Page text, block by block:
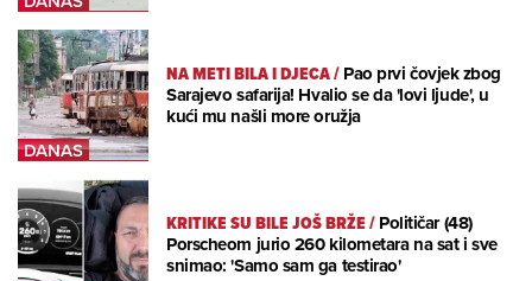
NA METI BILA I DJECA/Pao prvi čovjek zbog
Sarajevo safarija! Hvalio se da 'lovi ljude', u
kući mu našli more oružja
KRITIKE SU BILE JOŠ BRŽE/Političar (48)
Porscheom jurio 260 kilometara na sat i sve
snimao: 'Samo sam ga testirao'